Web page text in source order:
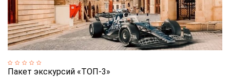
Пакет экскурсий «ТОП-3»